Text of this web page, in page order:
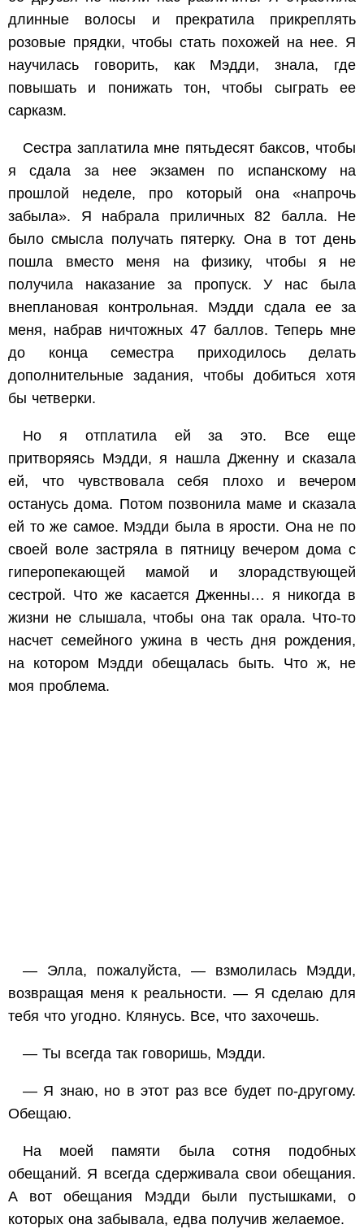
длинные волосы и прекратила прикреплять
розовые прядки, чтобы стать похожей на нее. Я
научилась говорить, как Мэдди, знала, где
повышать и понижать тон, чтобы сыграть ее
сарказм.
Сестра заплатила мне пятьдесят баксов, чтобы
я сдала за нее экзамен по испанскому на
прошлой неделе, про который она «напрочь
забыла». Я набрала приличных 82 балла. Не
было смысла получать пятерку. Она в тот день
пошла вместо меня на физику, чтобы я не
получила наказание за пропуск. У нас была
внеплановая контрольная. Мэдди сдала ее за
меня, набрав ничтожных 47 баллов. Теперь мне
до конца семестра приходилось делать
дополнительные задания, чтобы добиться хотя
бы четверки.
Но я отплатила ей за это. Все еще
притворяясь Мэдди, я нашла Дженну и сказала
ей, что чувствовала себя плохо и вечером
останусь дома. Потом позвонила маме и сказала
ей то же самое. Мэдди была в ярости. Она не по
своей воле застряла в пятницу вечером дома с
гиперопекающей мамой и злорадствующей
сестрой. Что же касается Дженны… я никогда в
жизни не слышала, чтобы она так орала. Что-то
насчет семейного ужина в честь дня рождения,
на котором Мэдди обещалась быть. Что ж, не
моя проблема.
— Элла, пожалуйста, — взмолилась Мэдди,
возвращая меня к реальности. — Я сделаю для
тебя что угодно. Клянусь. Все, что захочешь.
— Ты всегда так говоришь, Мэдди.
— Я знаю, но в этот раз все будет по-другому.
Обещаю.
На моей памяти была сотня подобных
обещаний. Я всегда сдерживала свои обещания.
А вот обещания Мэдди были пустышками, о
которых она забывала, едва получив желаемое.